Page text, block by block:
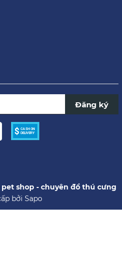
Đăng ký
shop - chuyên đồ thú cưng
bởi Sapo